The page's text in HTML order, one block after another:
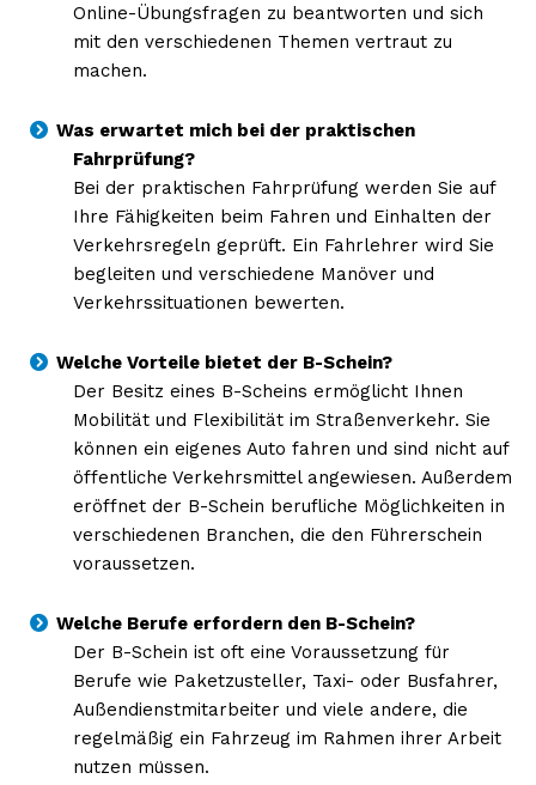
Online-Übungsfragen zu beantworten und sich
mit den verschiedenen Themen vertraut zu
machen.
Was erwartet mich bei der praktischen
Fahrprüfung?
Bei der praktischen Fahrprüfung werden Sie auf
Ihre Fähigkeiten beim Fahren und Einhalten der
Verkehrsregeln geprüft. Ein Fahrlehrer wird Sie
begleiten und verschiedene Manöver und
Verkehrssituationen bewerten.
Welche Vorteile bietet der B-Schein?
Der Besitz eines B-Scheins ermöglicht Ihnen
Mobilität und Flexibilität im Straßenverkehr. Sie
können ein eigenes Auto fahren und sind nicht auf
öffentliche Verkehrsmittel angewiesen. Außerdem
eröffnet der B-Schein berufliche Möglichkeiten in
verschiedenen Branchen, die den Führerschein
voraussetzen.
Welche Berufe erfordern den B-Schein?
Der B-Schein ist oft eine Voraussetzung für
Berufe wie Paketzusteller, Taxi- oder Busfahrer,
Außendienstmitarbeiter und viele andere, die
regelmäßig ein Fahrzeug im Rahmen ihrer Arbeit
nutzen müssen.